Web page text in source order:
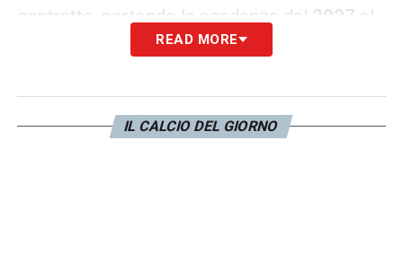
contratto, portando la scadenza dal 2027
al
LA PLAYLIST DELLE NOSTRE TOP NEWS
READ MORE
IL CALCIO DEL GIORNO